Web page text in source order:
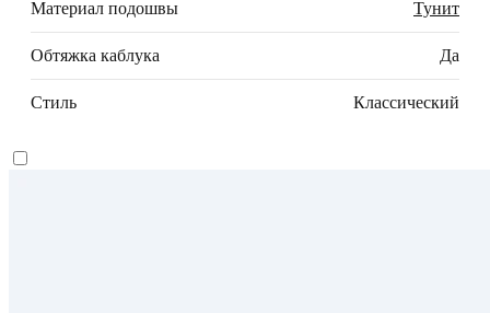
Материал подошвы Тунит
Обтяжка каблука Да
Стиль Классический